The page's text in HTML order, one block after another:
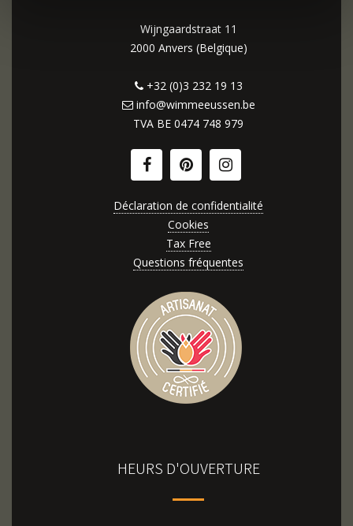
Wijngaardstraat 11
2000 Anvers (Belgique)
+32 (0)3 232 19 13
info@wimmeeussen.be
TVA BE 0474 748 979
Déclaration de confidentialité
Cookies
Tax Free
Questions fréquentes
HEURS D'OUVERTURE